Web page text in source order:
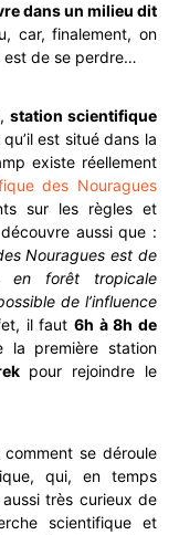
dans un milieu dit
car, finalement, on
est de se perdre…
station scientifique
est situé dans la
existe réellement
des Nouragues
sur les règles et
aussi que :
Nouragues est de
en forêt tropicale
de l’influence
il faut 6h à 8h de
la première station
pour rejoindre le
se déroule
qui, en temps
très curieux de
scientifique et